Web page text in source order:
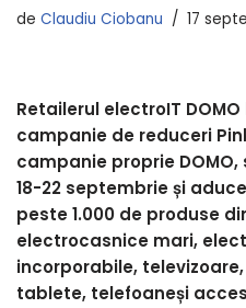
de Claudiu Ciobanu 17
Retailerul electroIT
campanie de reduceri
campanie proprie DOMO,
18-22 septembrieși
peste 1.000 de produse
electrocasnice mari,
incorporabile,
tablete, telefoaneși